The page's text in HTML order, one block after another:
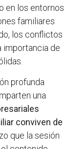
en los entornos
familiares
los conflictos
importancia de
profunda
una
conviven de
que la sesión